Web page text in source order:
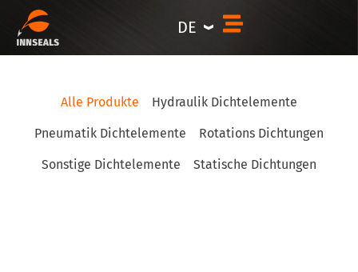
Inhalt
springen
DE
Hydraulik Dichtelemente
Pneumatik Dichtelemente Rotations Dichtungen
Sonstige Dichtelemente Statische Dichtungen
Alle Produkte